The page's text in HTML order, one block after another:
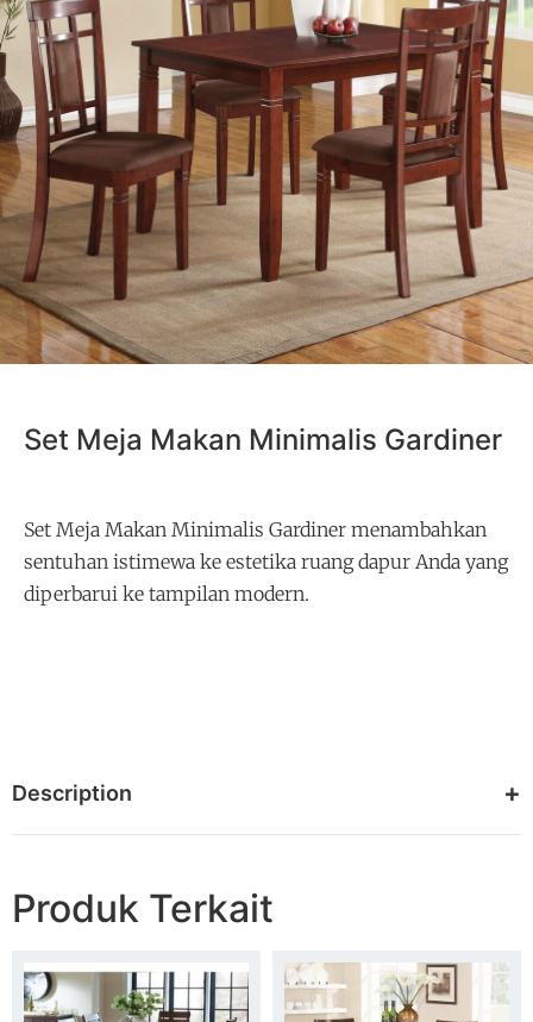
Set Meja Makan Minimalis Gardiner
Set Meja Makan Minimalis Gardiner menambahkan
sentuhan istimewa ke estetika ruang dapur Anda yang
diperbarui ke tampilan modern.
Description
Produk Terkait